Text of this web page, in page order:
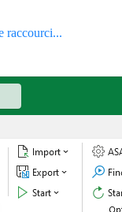
raccourci...